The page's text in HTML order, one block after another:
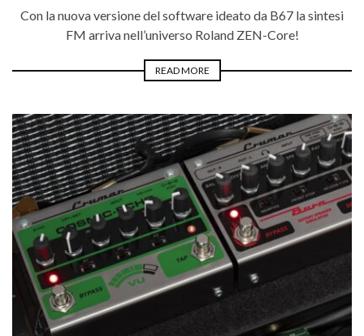
Con la nuova versione del software ideato da B67 la sintesi
FM arriva nell’universo Roland ZEN-Core!
READ MORE